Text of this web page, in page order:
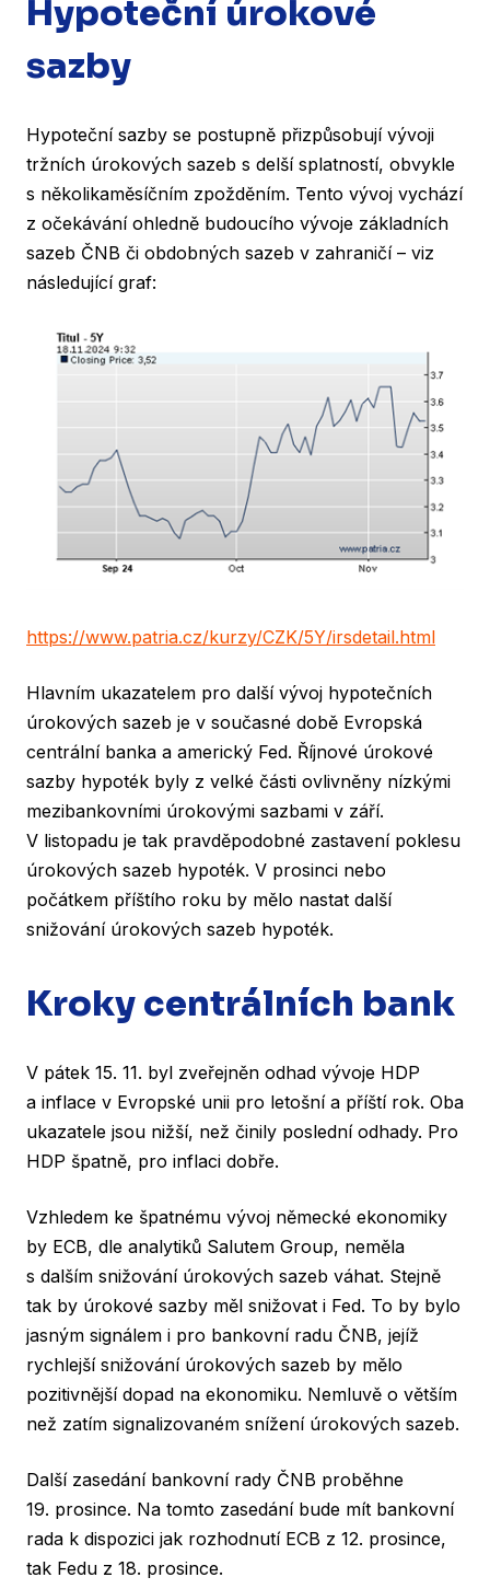
Hypoteční úrokové
sazby
Hypoteční sazby se postupně přizpůsobují vývoji
tržních úrokových sazeb s delší splatností, obvykle
s několikaměsíčním zpožděním. Tento vývoj vychází
z očekávání ohledně budoucího vývoje základních
sazeb ČNB či obdobných sazeb v zahraničí – viz
následující graf:
https://www.patria.cz/kurzy/CZK/5Y/irsdetail.html
Hlavním ukazatelem pro další vývoj hypotečních
úrokových sazeb je v současné době Evropská
centrální banka a americký Fed. Říjnové úrokové
sazby hypoték byly z velké části ovlivněny nízkými
mezibankovními úrokovými sazbami v září.
V listopadu je tak pravděpodobné zastavení poklesu
úrokových sazeb hypoték. V prosinci nebo
počátkem příštího roku by mělo nastat další
snižování úrokových sazeb hypoték.
Kroky centrálních bank
V pátek 15. 11. byl zveřejněn odhad vývoje HDP
a inflace v Evropské unii pro letošní a příští rok. Oba
ukazatele jsou nižší, než činily poslední odhady. Pro
HDP špatně, pro inflaci dobře.
Vzhledem ke špatnému vývoj německé ekonomiky
by ECB, dle analytiků Salutem Group, neměla
s dalším snižování úrokových sazeb váhat. Stejně
tak by úrokové sazby měl snižovat i Fed. To by bylo
jasným signálem i pro bankovní radu ČNB, jejíž
rychlejší snižování úrokových sazeb by mělo
pozitivnější dopad na ekonomiku. Nemluvě o větším
než zatím signalizovaném snížení úrokových sazeb.
Další zasedání bankovní rady ČNB proběhne
19. prosince. Na tomto zasedání bude mít bankovní
rada k dispozici jak rozhodnutí ECB z 12. prosince,
tak Fedu z 18. prosince.